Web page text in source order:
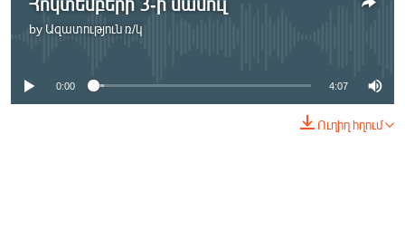
ՓՈԴՔԱՍԹ
English
by Ազատություն ռ/կ
No media source currently available
0:00 4:07
Ուղիղ հղում